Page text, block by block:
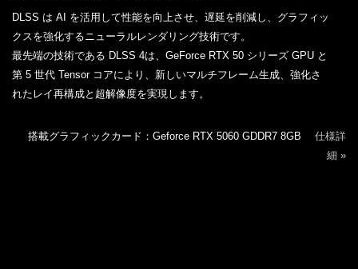
DLSS は AI を活用して性能を向上させ、遅延を削減し、グラフィッ
クスを強化するニューラルレンダリング技術です。
最先端の技術である DLSS 4は、GeForce RTX 50 シリーズ GPU と
第 5 世代 Tensor コアにより、新しいマルチフレーム生成、強化さ
れたレイ再構成と超解像度を実現します。
搭載グラフィックカード：Geforce RTX 5060 GDDR7 8GB 仕様詳
細 »